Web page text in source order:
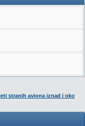
stranih aviona iznad i oko